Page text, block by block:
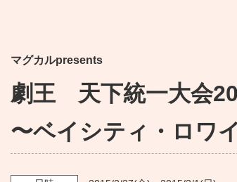
マグカルpresents
劇王 天下統一大会
〜ベイシティ・ロワ